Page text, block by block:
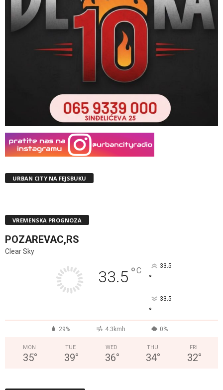
URBAN CITY NA FEJSBUKU
VREMENSKA PROGNOZA
POZAREVAC,RS
Clear Sky
33.5 °C 33.5
°
33.5
°
29% 4.3kmh 0%
MON
35°
TUE
39°
WED
36°
THU
34°
FRI
32°